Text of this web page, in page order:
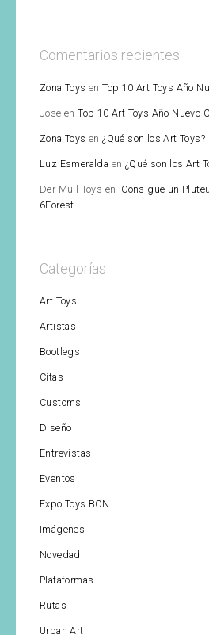
Comentarios recientes
Zona Toys enTop 10 Art Toys Año
Jose enTop 10 Art Toys Año Nuevo
Zona Toys en¿Qué son los Art Toys?
Luz Esmeralda en ¿Qué son los Art
Der Müll Toys en ¡Consigue un
6Forest
Categorías
Art Toys
Artistas
Bootlegs
Citas
Customs
Diseño
Entrevistas
Eventos
Expo Toys BCN
Imágenes
Novedad
Plataformas
Rutas
Urban Art